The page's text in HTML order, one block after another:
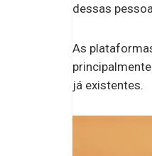
dessas
As
já existentes.